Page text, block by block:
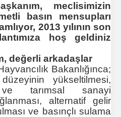
meclisimizin
basın mensupları
2013 yılının son
hoş geldiniz
değerli arkadaşlar
Bakanlığınca;
yükseltilmesi,
tarımsal sanayi
alternatif gelir
ve basınçlı sulama